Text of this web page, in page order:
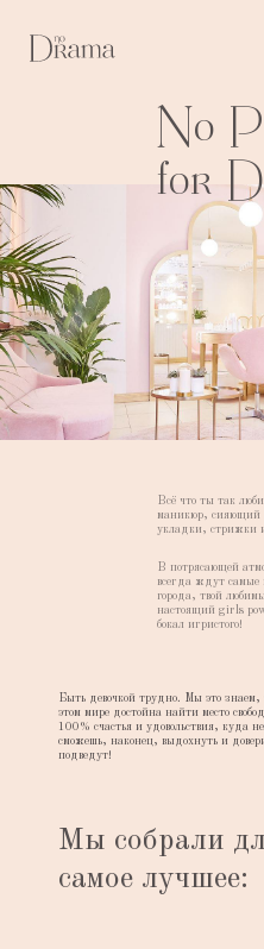
No
for
Всё что ты так
маникюр, сияющий
укладки, стрижки
В потрясающей
всегда ждут самые
города, твой
настоящий girls
бокал игристого!
Быть девочкой трудно. Мы это
этом мире достойна найти место
100% счастья и удовольствия, куда
сможешь, наконец, выдохнуть и
подведут!
Мы собрали
самое лучшее: